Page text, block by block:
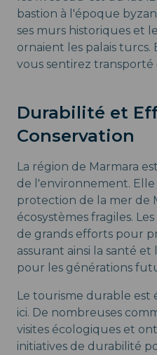
bastion à l'époque
ses murs historiques et
ornaient les palais
vous sentirez transporté
Durabilité et
Conservation
La région de Marmara
de l'environnement. Elle
protection de la mer de
écosystèmes fragiles.
de grands efforts pour
assurant ainsi la santé
pour les générations
Le tourisme durable
ici. De nombreuses
visites écologiques et
initiatives de durabilité